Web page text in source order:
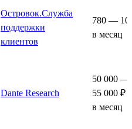
Островок.Служба
поддержки
клиентов
780 —
в месяц
Dante Research
50 000 —
55 000 ₽
в месяц